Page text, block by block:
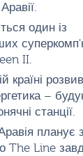
один із
II.
країні
–
станції.
планує
The Line